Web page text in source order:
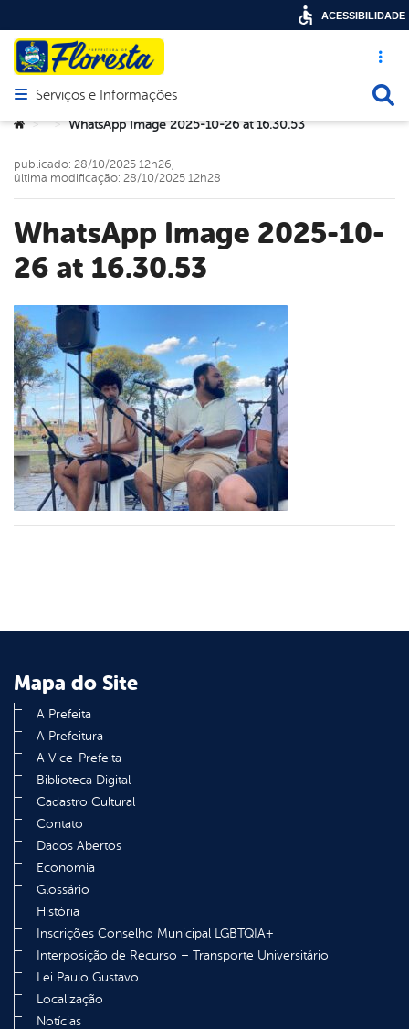
Acesso
Abrir menu principal de navegação
Serviços e Informações
Você está aqui:
> > WhatsApp Image 2025-10-26 at 16.30.53
WhatsApp Image 2025-10-
26 at 16.30.53
publicado: 28/10/2025 12h26,
última modificação: 28/10/2025 12h28
Mapa do Site
A Prefeita
A Prefeitura
A Vice-Prefeita
Biblioteca Digital
Cadastro Cultural
Contato
Dados Abertos
Economia
Glossário
História
Inscrições Conselho Municipal LGBTQIA+
Interposição de Recurso – Transporte Universitário
Lei Paulo Gustavo
Localização
Notícias
ACESSIBILIDADE